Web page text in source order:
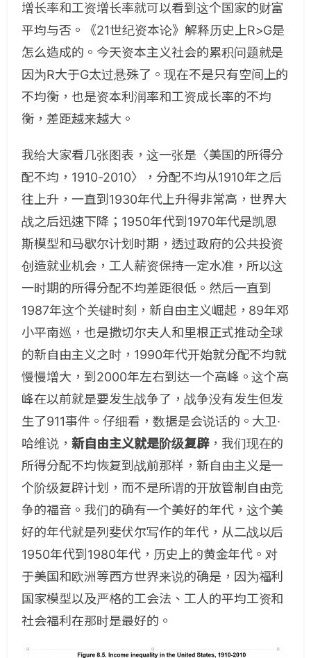
增长率和工资增长率就可以看到这个国家的财富
平均与否。《21世纪资本论》解释历史上R>G是
怎么造成的。今天资本主义社会的累积问题就是
因为R大于G太过悬殊了。现在不是只有空间上的
不均衡，也是资本利润率和工资成长率的不均
衡，差距越来越大。
我给大家看几张图表，这一张是〈美国的所得分
配不均，1910-2010〉，分配不均从1910年之后
往上升，一直到1930年代上升得非常高，世界大
战之后迅速下降；1950年代到1970年代是凯恩
斯模型和马歇尔计划时期，透过政府的公共投资
创造就业机会，工人薪资保持一定水准，所以这
一时期的所得分配不均差距很低。然后一直到
1987年这个关键时刻，新自由主义崛起，89年邓
小平南巡，也是撒切尔夫人和里根正式推动全球
的新自由主义之时，1990年代开始就分配不均就
慢慢增大，到2000年左右到达一个高峰。这个高
峰在以前就是要发生战争了，战争没有发生但发
生了911事件。仔细看，数据是会说话的。大卫·
哈维说，新自由主义就是阶级复辟，我们现在的
所得分配不均恢复到战前那样，新自由主义是一
个阶级复辟计划，而不是所谓的开放管制自由竞
争的福音。我们的确有一个美好的年代，这个美
好的年代就是列斐伏尔写作的年代，从二战以后
1950年代到1980年代，历史上的黄金年代。对
于美国和欧洲等西方世界来说的确是，因为福利
国家模型以及严格的工会法、工人的平均工资和
社会福利在那时是最好的。